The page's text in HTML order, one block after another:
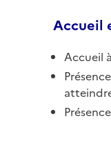
Accueil
Accueil